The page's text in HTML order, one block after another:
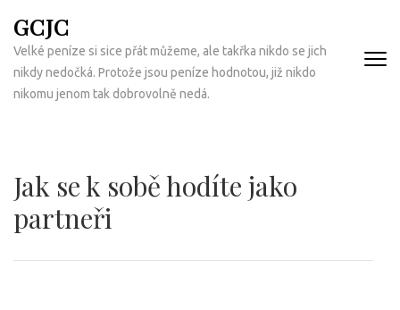
na
obsah
(Enter)
GCJC
Velké peníze si sice přát můžeme, ale takřka nikdo se jich
nikdy nedočká. Protože jsou peníze hodnotou, již nikdo
nikomu jenom tak dobrovolně nedá.
Jak se k sobě hodíte jako
partneři